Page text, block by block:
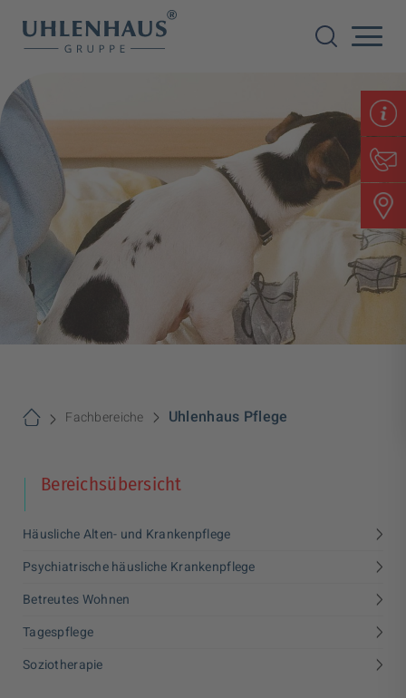
Fachbereiche Uhlenhaus Pflege
Bereichsübersicht
Häusliche Alten- und Krankenpflege >
Psychiatrische häusliche Krankenpflege >
Betreutes Wohnen >
Tagespflege >
Soziotherapie >